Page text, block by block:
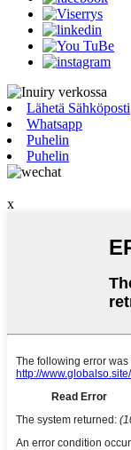
Lähetä Sähköposti
Whatsapp
Puhelin
Puhelin
x